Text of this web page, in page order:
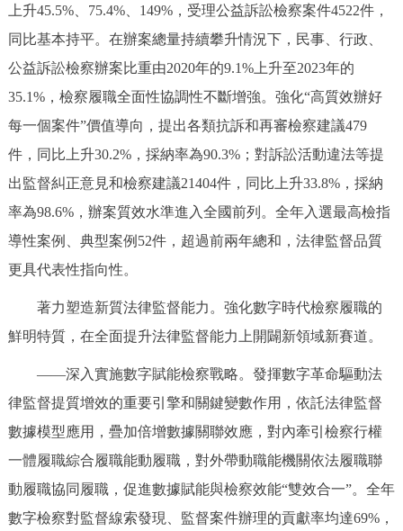
上升45.5%、75.4%、149%，受理公益訴訟檢察案件4522件，
同比基本持平。在辦案總量持續攀升情況下，民事、行政、
公益訴訟檢察辦案比重由2020年的9.1%上升至2023年的
35.1%，檢察履職全面性協調性不斷增強。強化“高質效辦好
每一個案件”價值導向，提出各類抗訴和再審檢察建議479
件，同比上升30.2%，採納率為90.3%；對訴訟活動違法等提
出監督糾正意見和檢察建議21404件，同比上升33.8%，採納
率為98.6%，辦案質效水準進入全國前列。全年入選最高檢指
導性案例、典型案例52件，超過前兩年總和，法律監督品質
更具代表性指向性。
著力塑造新質法律監督能力。強化數字時代檢察履職的
鮮明特質，在全面提升法律監督能力上開闢新領域新賽道。
——深入實施數字賦能檢察戰略。發揮數字革命驅動法
律監督提質增效的重要引擎和關鍵變數作用，依託法律監督
數據模型應用，疊加倍增數據關聯效應，對內牽引檢察行權
一體履職綜合履職能動履職，對外帶動職能機關依法履職聯
動履職協同履職，促進數據賦能與檢察效能“雙效合一”。全年
數字檢察對監督線索發現、監督案件辦理的貢獻率均達69%，